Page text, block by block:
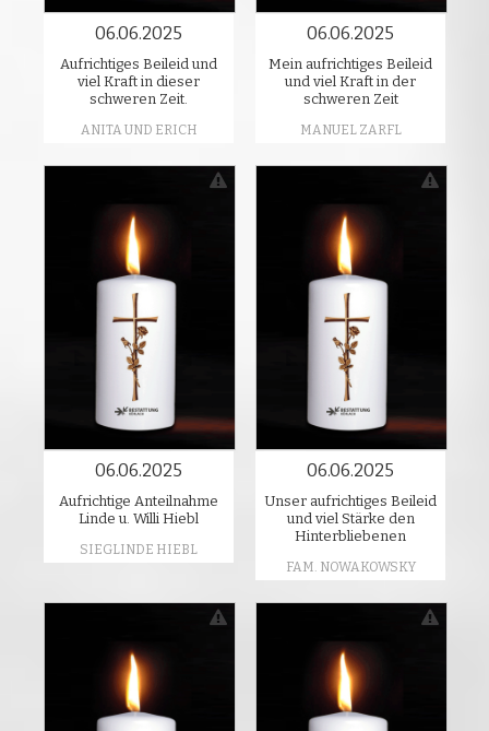
06.06.2025
Aufrichtiges Beileid und
viel Kraft in dieser
schweren Zeit.
ANITA UND ERICH
06.06.2025
Mein aufrichtiges Beileid
und viel Kraft in der
schweren Zeit
MANUEL ZARFL
06.06.2025
Aufrichtige Anteilnahme
Linde u. Willi Hiebl
SIEGLINDE HIEBL
06.06.2025
Unser aufrichtiges Beileid
und viel Stärke den
Hinterbliebenen
FAM. NOWAKOWSKY